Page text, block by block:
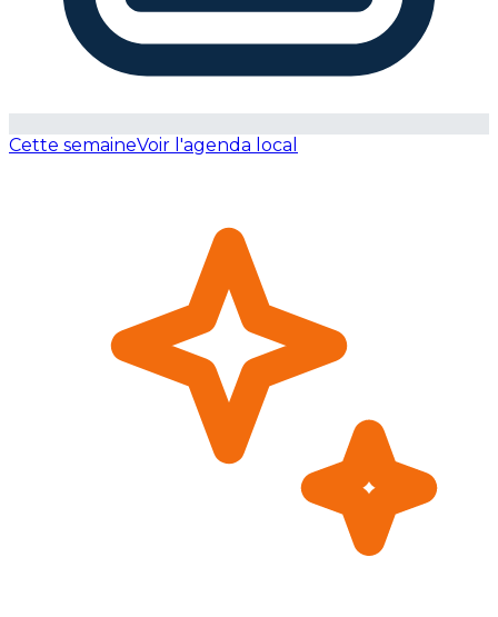
Cette semaineVoir l'agenda local